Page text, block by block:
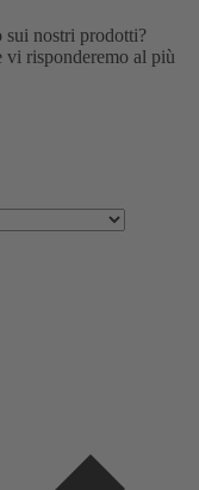
sui nostri prodotti?
vi risponderemo al più